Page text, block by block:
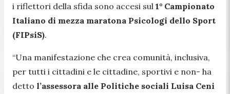
i riflettori della sfida sono accesi sul 1° Campionato
Italiano di mezza maratona Psicologi dello Sport
(FIPsiS).
“Una manifestazione che crea comunità, inclusiva,
per tutti i cittadini e le cittadine, sportivi e non- ha
detto l’assessora alle Politiche sociali Luisa Ceni